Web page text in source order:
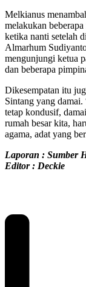
Melkianus
melakukan
ketika nanti setelah
Almarhum
mengunjungi ketua
dan beberapa
Dikesempatan itu
Sintang yang
tetap kondusif,
rumah besar kita,
agama, adat yang
Laporan : Sumber
Editor : Deckie